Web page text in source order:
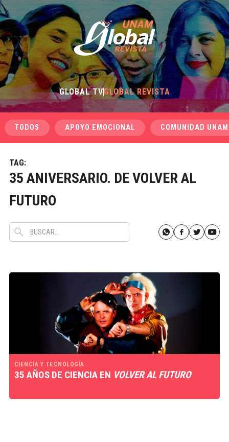
GLOBAL TVGLOBAL REVISTA
TODOS APOYO EMOCIONAL COMUNIDAD UNAM
TAG:
35 ANIVERSARIO. DE VOLVER AL
FUTURO
CIENCIA Y TECNOLOGÍA
35 AÑOS DE CIENCIA EN VOLVER AL FUTURO